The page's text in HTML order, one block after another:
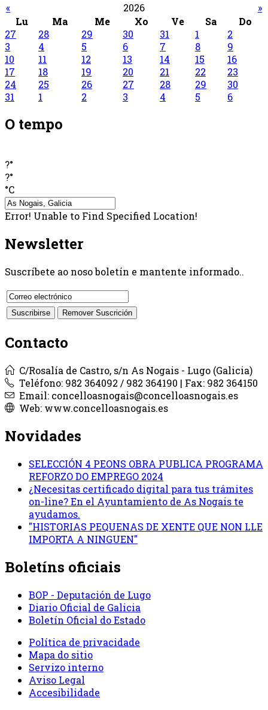
« 2026
»
Lu
Ma Me Xo Ve Sa
Do
27
28 29 30 31 1
2
3
4 5 6 7 8
9
10
11 12 13 14 15
16
17
18 19 20 21 22
23
24
25 26 27 28 29
30
31
1 2 3 4 5 6
O tempo
?°
?°
°C
Error! Unable to Find Specified Location!
Newsletter
Suscríbete ao noso boletín e mantente informado..
Contacto
C/Rosalía de Castro, s/n As Nogais - Lugo (Galicia)
Teléfono: 982 364092 / 982 364190 | Fax: 982 364150
Email: concelloasnogais@concelloasnogais.es
Web: www.concelloasnogais.es
Novidades
SELECCIÓN 4 PEONS OBRA PUBLICA PROGRAMA
REFORZO DO EMPREGO 2024
¿Necesitas certificado digital para tus trámites
on-line? En el Ayuntamiento de As Nogais te
ayudamos.
"HISTORIAS PEQUENAS DE XENTE QUE NON LLE
IMPORTA A NINGUEN"
Boletíns oficiais
BOP - Deputación de Lugo
Diario Oficial de Galicia
Boletín Oficial do Estado
Política de privacidade
Mapa do sitio
Servizo interno
Aviso Legal
Accesibilidade